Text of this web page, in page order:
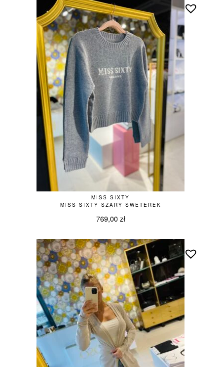
MISS SIXTY
MISS SIXTY SZARY SWETEREK
769,00 zł